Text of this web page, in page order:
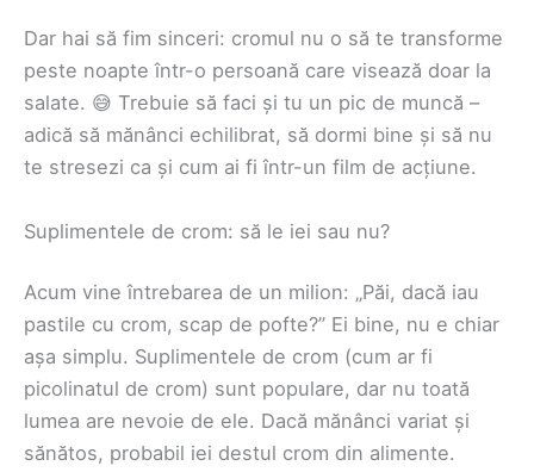
Dar hai să fim sinceri: cromul nu o să te transforme
peste noapte într-o persoană care visează doar la
salate. 😅 Trebuie să faci și tu un pic de muncă –
adică să mănânci echilibrat, să dormi bine și să nu
te stresezi ca și cum ai fi într-un film de acțiune.
Suplimentele de crom: să le iei sau nu?
Acum vine întrebarea de un milion: „Păi, dacă iau
pastile cu crom, scap de pofte?” Ei bine, nu e chiar
așa simplu. Suplimentele de crom (cum ar fi
picolinatul de crom) sunt populare, dar nu toată
lumea are nevoie de ele. Dacă mănânci variat și
sănătos, probabil iei destul crom din alimente.